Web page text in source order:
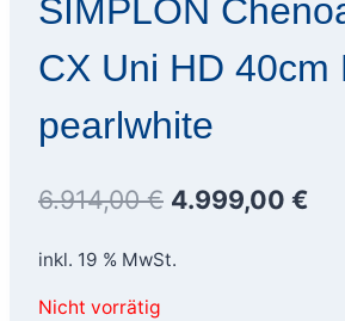
SIMPLON
CX Uni HD 40cm
pearlwhite
6.914,00€ Ursprünglicher
4.999,00 €
inkl. 19 % MwSt.
Nicht vorrätig